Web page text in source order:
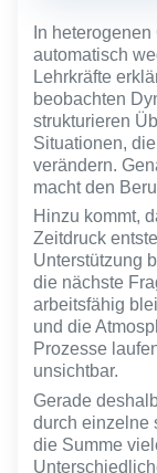
In
automatisch
Lehrkräfte
beobachten
strukturieren
Situationen,
verändern.
macht den
Hinzu kommt,
Zeitdruck
Unterstützung
die nächste
arbeitsfähig
und die
Prozesse
unsichtbar.
Gerade
durch einzelne
die Summe